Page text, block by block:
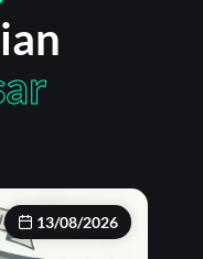
13/08/2026